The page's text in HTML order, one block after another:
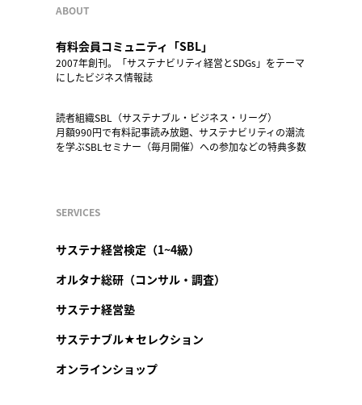
ABOUT
有料会員コミュニティ「SBL」
2007年創刊。「サステナビリティ経営とSDGs」をテーマ
にしたビジネス情報誌
読者組織SBL（サステナブル・ビジネス・リーグ）
月額990円で有料記事読み放題、サステナビリティの潮流
を学ぶSBLセミナー（毎月開催）への参加などの特典多数
SERVICES
サステナ経営検定（1~4級）
オルタナ総研（コンサル・調査）
サステナ経営塾
サステナブル★セレクション
オンラインショップ